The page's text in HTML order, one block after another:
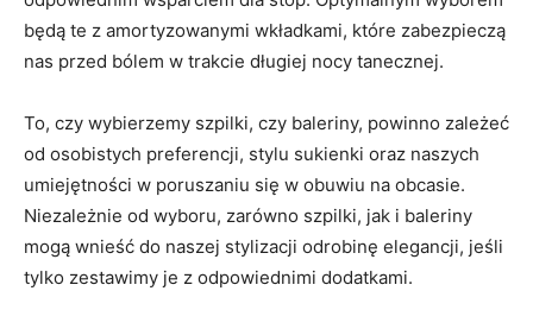
będą te z amortyzowanymi wkładkami, które zabezpieczą
nas przed bólem w trakcie długiej nocy tanecznej.
To, czy wybierzemy szpilki, czy baleriny, powinno zależeć
od osobistych preferencji, stylu sukienki oraz naszych
umiejętności w poruszaniu się w obuwiu na obcasie.
Niezależnie od wyboru, zarówno szpilki, jak i baleriny
mogą wnieść do naszej stylizacji odrobinę elegancji, jeśli
tylko zestawimy je z odpowiednimi dodatkami.